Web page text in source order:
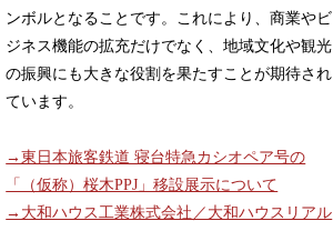
ンボルとなることです。これにより、商業やビ
ジネス機能の拡充だけでなく、地域文化や観光
の振興にも大きな役割を果たすことが期待され
ています。
→東日本旅客鉄道 寝台特急カシオペア号の
「（仮称）桜木PPJ」移設展示について
→大和ハウス工業株式会社／大和ハウスリアル